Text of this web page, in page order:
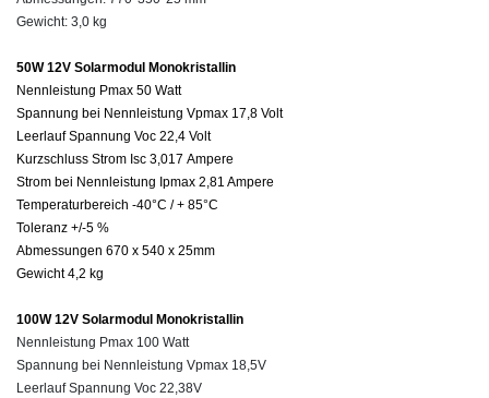
Gewicht: 3,0 kg
50W 12V Solarmodul Monokristallin
Nennleistung Pmax 50 Watt
Spannung bei Nennleistung Vpmax 17,8 Volt
Leerlauf Spannung Voc 22,4 Volt
Kurzschluss Strom Isc 3,017 Ampere
Strom bei Nennleistung Ipmax 2,81 Ampere
Temperaturbereich -40°C / + 85°C
Toleranz +/-5 %
Abmessungen 670 x 540 x 25mm
Gewicht 4,2 kg
100W 12V Solarmodul Monokristallin
Nennleistung Pmax 100 Watt
Spannung bei Nennleistung Vpmax 18,5V
Leerlauf Spannung Voc 22,38V